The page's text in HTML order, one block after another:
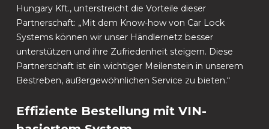
Hungary Kft., unterstreicht die Vorteile dieser
Partnerschaft: „Mit dem Know-how von Car Lock
Systems können wir unser Händlernetz besser
unterstützen und ihre Zufriedenheit steigern. Diese
Partnerschaft ist ein wichtiger Meilenstein in unserem
Bestreben, außergewöhnlichen Service zu bieten.“
Effiziente Bestellung mit VIN-